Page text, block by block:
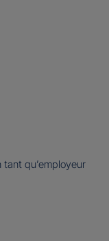
qu’employeur